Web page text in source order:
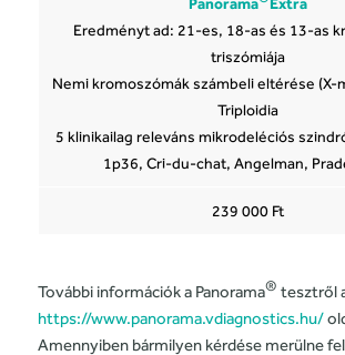
Eredményt ad: 21-es, 18-as és 13-as
triszómiája
Nemi kromoszómák számbeli eltérése (X-
Triploidia
5 klinikailag releváns mikrodeléciós
1p36, Cri-du-chat, Angelman,
239 000 Ft
További információk a Panorama® tesztről
https://www.panorama.vdiagnostics.hu/
Amennyiben bármilyen kérdése merülne